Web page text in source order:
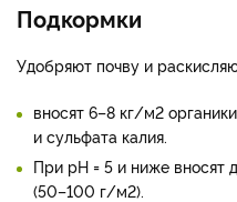
Подкормки
Удобряют почву и
вносят 6–8 кг/м2
и сульфата калия.
При рН = 5 и ниже вносят
(50–100 г/м2).